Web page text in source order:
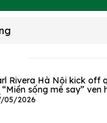
Rivera Hà Nội kick off
sống mê say” ven
phía Bắc Hà Nội
05/2026